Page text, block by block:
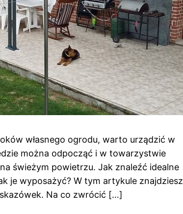
własnego ogrodu, warto urządzić w
można odpocząć i w towarzystwie
świeżym powietrzu. Jak znaleźć idealne
je wyposażyć? W tym artykule znajdziesz
Na co zwrócić […]